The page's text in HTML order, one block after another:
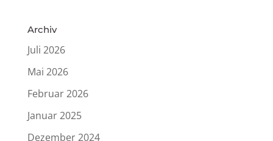
Archiv
Juli 2026
Mai 2026
Februar 2026
Januar 2025
Dezember 2024